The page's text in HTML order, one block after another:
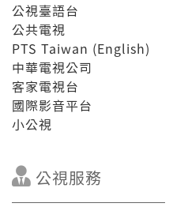
公視臺語台
公共電視
PTS Taiwan (English)
中華電視公司
客家電視台
國際影音平台
小公視
公視服務